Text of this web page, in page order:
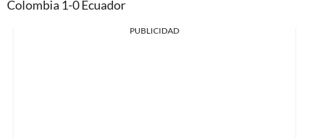
Colombia 1-0 Ecuador
PUBLICIDAD